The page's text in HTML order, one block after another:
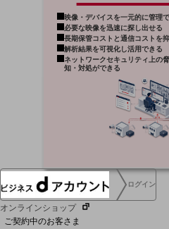
障がい者採用
人材育成制度
ログイン
オンラインショップ
ご契約中のお客さま
映像・デバイスを一元的に管理
必要な映像を迅速に探し出せる
長期保管コストと通信コストを
解析結果を可視化し活用できる
ネットワークセキュリティ上の
知・対処ができる